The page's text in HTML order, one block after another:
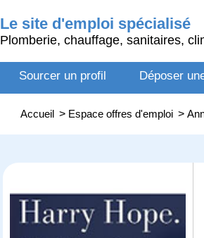
Le site d'emploi spécialisé
Plomberie, chauffage, sanitaires,
Sourcer un profil Déposer
Accueil > Espace offres d'emploi >